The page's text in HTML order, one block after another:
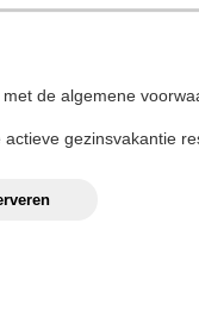
de algemene
actieve gezinsvakantie